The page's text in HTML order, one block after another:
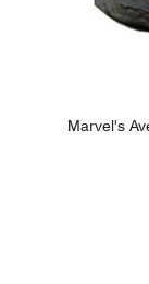
Marvel's